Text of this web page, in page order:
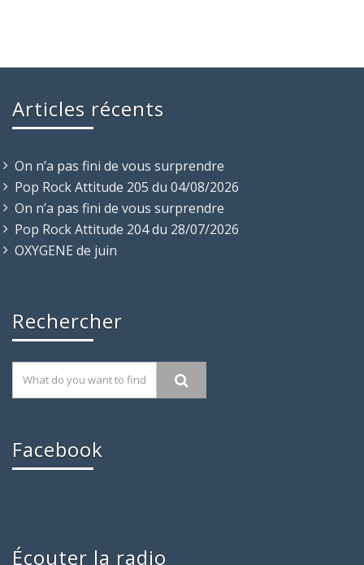
Articles récents
On n’a pas fini de vous surprendre
Pop Rock Attitude 205 du 04/08/2026
On n’a pas fini de vous surprendre
Pop Rock Attitude 204 du 28/07/2026
OXYGENE de juin
Rechercher
Facebook
Écouter la radio